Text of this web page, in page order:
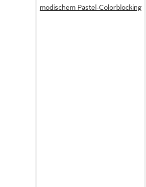
modischem Pastel-Colorblocking